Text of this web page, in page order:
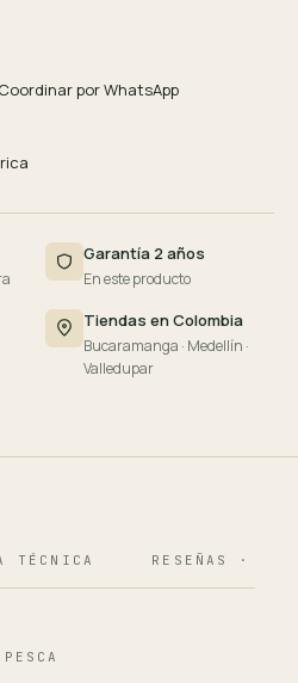
por WhatsApp
Garantía 2 años
En este producto
Tiendas en Colombia
Bucaramanga · Medellín ·
Valledupar
TÉCNICA RESEÑAS · 124